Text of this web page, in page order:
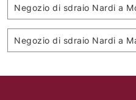
Negozio di sdraio Nardi a
Negozio di sdraio Nardi a